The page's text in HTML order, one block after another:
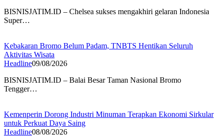
BISNISJATIM.ID – Chelsea sukses mengakhiri gelaran Indonesia
Super…
Kebakaran Bromo Belum Padam, TNBTS Hentikan Seluruh
Aktivitas Wisata
Headline09/08/2026
BISNISJATIM.ID – Balai Besar Taman Nasional Bromo
Tengger…
Kemenperin Dorong Industri Minuman Terapkan Ekonomi Sirkular
untuk Perkuat Daya Saing
Headline08/08/2026